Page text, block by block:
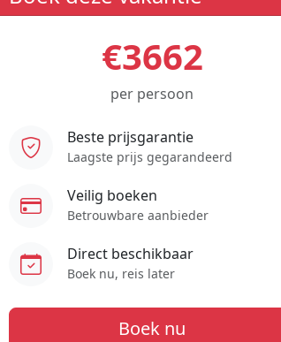
€3662
per persoon
Beste prijsgarantie
Laagste prijs gegarandeerd
Veilig boeken
Betrouwbare aanbieder
Direct beschikbaar
Boek nu, reis later
Boek nu